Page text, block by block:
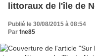
littoraux de l'île de
Publié le 30/08/2015 à 08:54
Par fne85